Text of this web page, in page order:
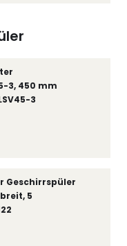
3, 450 mm
3
Geschirrspüler
5